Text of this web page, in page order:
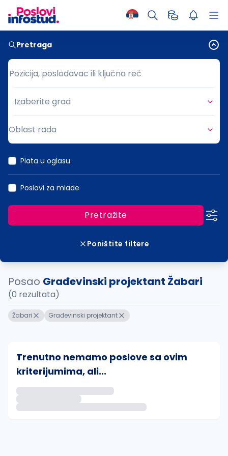
Pretraga
Pozicija, poslodavac ili ključna reč
Pozicija, poslodavac ili ključna reč
Grad
Izaberite grad
Oblast rada
Plata u oglasu
Poslovi za mlade
Pretražite
Poništite filtere
Posao Građevinski projektant Žabari
(0 rezultata)
Žabari Građevinski projektant
Trenutno nemamo poslove sa ovim
kriterijumima, ali...